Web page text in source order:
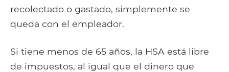
recolectado o gastado, simplemente se
queda con el empleador.
Si tiene menos de 65 años, la HSA está libre
de impuestos, al igual que el dinero que